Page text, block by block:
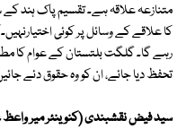
متنازعہ علاقہ ہے۔ تقسیم پاک ہند
کا علاقے کے وسائل پر کوئی
رہے گا۔ گلگت بلتستان کے عوام کا
تحفظ دیا جائے، ان کو وہ حقوق دئے
سید فیض نقشبندی (کنوینئر میر